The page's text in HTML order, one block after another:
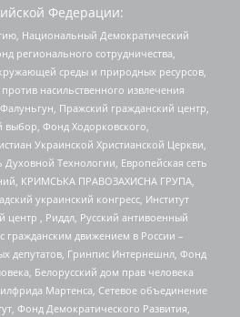
Федерации:
Национальный Демократический
регионального сотрудничества,
среды и природных ресурсов,
насильственного извлечения
Пражский гражданский центр,
выбор, Фонд Ходорковского,
Украинской Христианской Церкви,
Технологии, Европейская сеть
КРИМСЬКА ПРАВОЗАХИСНА ГРУПА,
украинский конгресс, Институт
, Риддл, Русский антивоенный
движением в России –
депутатов, Гринпис Интернешнл, Фонд
Белорусский дом прав человека
Мартенса, Сетевое объединение
Фонд Демократического Развития,